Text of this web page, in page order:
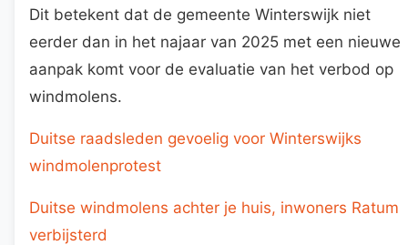
Dit betekent dat de gemeente Winterswijk niet
eerder dan in het najaar van 2025 met een nieuwe
aanpak komt voor de evaluatie van het verbod op
windmolens.
Duitse raadsleden gevoelig voor Winterswijks
windmolenprotest
Duitse windmolens achter je huis, inwoners Ratum
verbijsterd